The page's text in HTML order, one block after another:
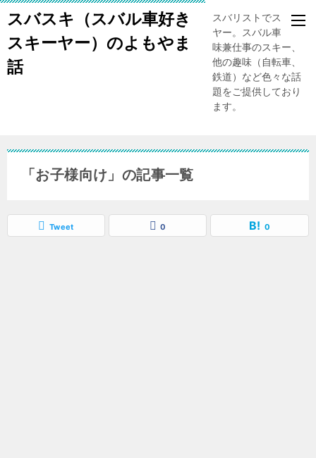
スバスキ（スバル車好き
スキーヤー）のよもやま
話
スバリストでスキー
ヤー。スバル車、趣
味兼仕事のスキー、
他の趣味（自転車、
鉄道）など色々な話
題をご提供しており
ます。
「お子様向け」の記事一覧
Tweet 0 0